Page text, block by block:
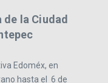
la Ciudad
Edoméx, en
hasta el 6 de